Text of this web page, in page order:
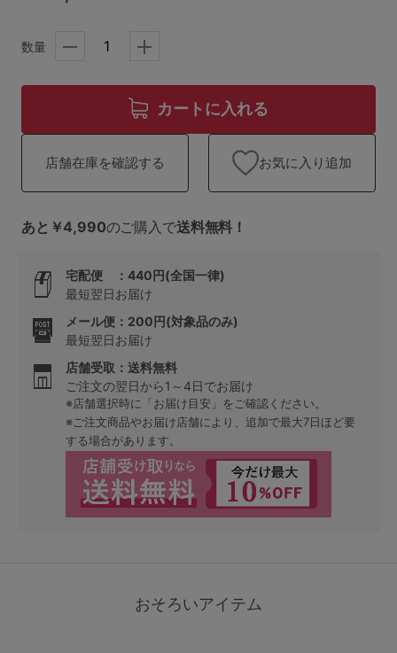
WEB限定アイテム
特集ページ
検索を閉じる
数量
カートに入れる
店舗在庫を確認する お気に入り追加
あと￥4,990のご購入で送料無料！
宅配便 ：440円(全国一律)
最短翌日お届け
メール便：200円(対象品のみ)
最短翌日お届け
店舗受取：送料無料
ご注文の翌日から1～4日でお届け
※店舗選択時に「お届け目安」をご確認ください。
※ご注文商品やお届け店舗により、追加で最大7日ほど要
する場合があります。
おそろいアイテム